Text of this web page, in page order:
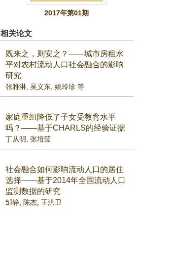
2017年第01期
相关论文
既来之，则安之？——城市房租水
平对农村流动人口社会融合的影响
研究
张雅淋, 吴义东, 姚玲珍等
家庭重组降低了子女受教育水平
吗？——基于CHARLS的经验证据
丁从明 张培莹
社会融合如何影响流动人口的居住
选择——基于2014年全国流动人口
监测数据的研究
邹静, 陈杰, 王洪卫